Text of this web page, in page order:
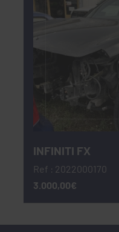
INFINITI FX
Ref : 2022000170
3.000,00€